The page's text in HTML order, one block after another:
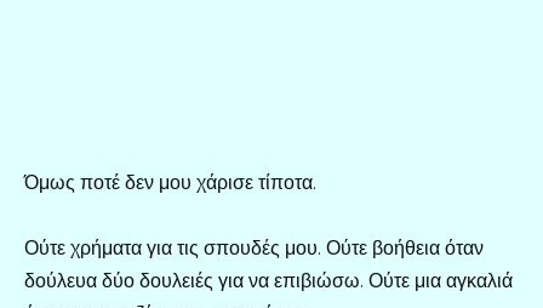
Όμως ποτέ δεν μου χάρισε τίποτα.
Ούτε χρήματα για τις σπουδές μου. Ούτε βοήθεια όταν
δούλευα δύο δουλειές για να επιβιώσω. Ούτε μια αγκαλιά